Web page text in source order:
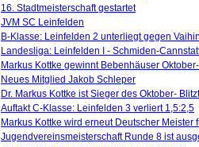
16. Stadtmeisterschaft gestartet
JVM SC Leinfelden
B-Klasse: Leinfelden 2 unterliegt gegen
Landesliga: Leinfelden I - Schmiden-
Markus Kottke gewinnt Bebenhäuser
Neues Mitglied Jakob Schleper
Dr. Markus Kottke ist Sieger des Oktober-
Auftakt C-Klasse: Leinfelden 3 verliert 1,5:2,5
Markus Kottke wird erneut Deutscher Meister
Jugendvereinsmeisterschaft Runde 8 ist